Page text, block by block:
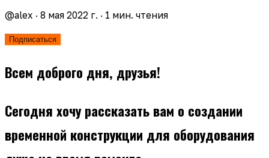
@alex · 8 мая 2022 г. · 1 мин. чтения
Подписаться
Всем доброго дня, друзья!
Сегодня хочу рассказать вам о создании
временной конструкции для оборудования